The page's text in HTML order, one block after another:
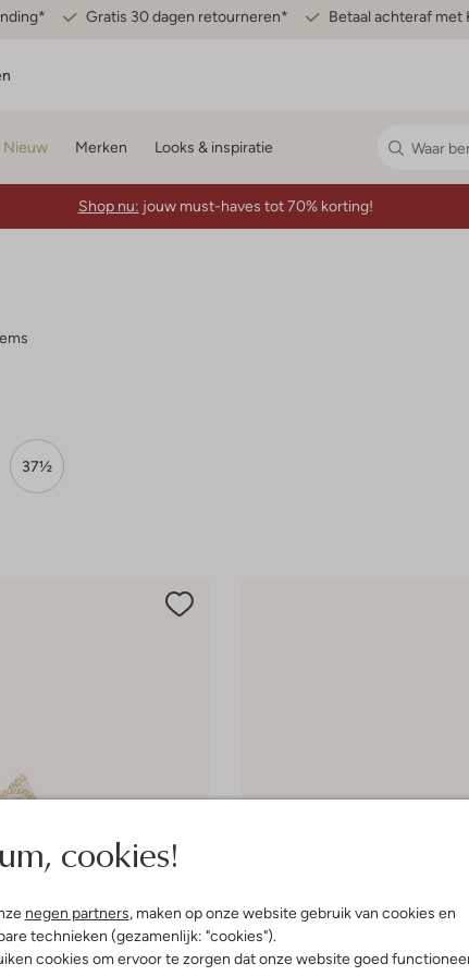
Gratis 30 dagen retourneren* Betaal achteraf met
cookies!
negen partners, maken op onze website gebruik van cookies en
technieken (gezamenlijk: "cookies").
cookies om ervoor te zorgen dat onze website goed
Nieuw Merken Looks & inspiratie
Shop nu: jouw must-haves tot 70% korting!
37½